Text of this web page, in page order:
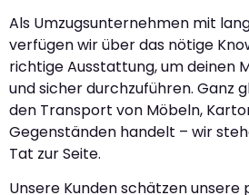
Als Umzugsunternehmen mit
verfügen wir über das nötige
richtige Ausstattung, um deinen
und sicher durchzuführen. Ganz
den Transport von Möbeln,
Gegenständen handelt – wir
Tat zur Seite.
Unsere Kunden schätzen unsere